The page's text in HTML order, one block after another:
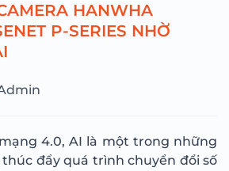
HANWHA
P-SERIES NHỜ
4.0, AI là một trong những
đẩy quá trình chuyển đổi số